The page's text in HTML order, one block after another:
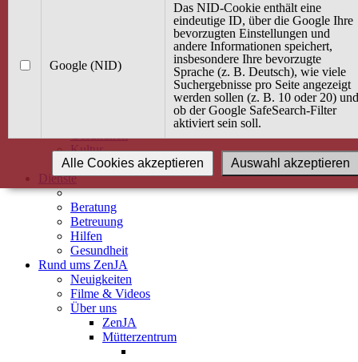
Angebot / Kurs suchen
Babybauch & Elternschaft
Gesundheit
Kultur
Alle Kurse
Dienste
Beratung
Betreuung
Hilfen
Gesundheit
Rund ums ZenJA
Neuigkeiten
Filme & Videos
Über uns
ZenJA
Mütterzentrum
Google (NID)
Das NID-Cookie enthält eine
eindeutige ID, über die Google Ihre
bevorzugten Einstellungen und
andere Informationen speichert,
insbesondere Ihre bevorzugte
Sprache (z. B. Deutsch), wie viele
Suchergebnisse pro Seite angezeigt
werden sollen (z. B. 10 oder 20) und
ob der Google SafeSearch-Filter
aktiviert sein soll.
Auswahl akzeptieren
Alle Cookies akzeptieren